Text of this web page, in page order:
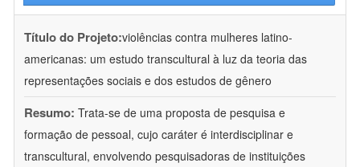
Título do Projeto:violências contra mulheres latino-
americanas: um estudo transcultural à luz da teoria das
representações sociais e dos estudos de gênero
Resumo: Trata-se de uma proposta de pesquisa e
formação de pessoal, cujo caráter é interdisciplinar e
transcultural, envolvendo pesquisadoras de instituições